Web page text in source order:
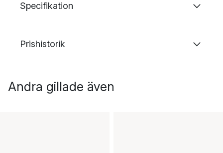
Specifikation
Prishistorik
Andra gillade även